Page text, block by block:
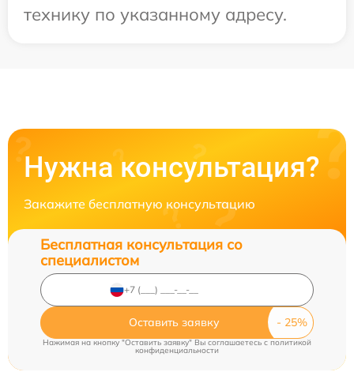
технику по указанному адресу.
Нужна консультация?
Закажите бесплатную консультацию
Бесплатная консультация со
специалистом
Оставить заявку
Нажимая на кнопку "Оставить заявку" Вы соглашаетесь cполитикой
конфиденциальности